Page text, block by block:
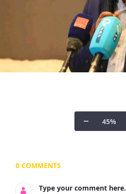
45%
Documents and Media
0 COMMENTS
Type your comment here.